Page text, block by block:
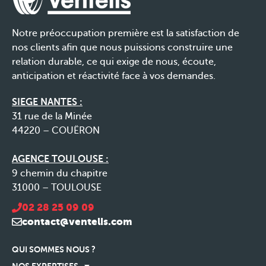
Notre préoccupation première est la satisfaction de
nos clients afin que nous puissions construire une
relation durable, ce qui exige de nous, écoute,
anticipation et réactivité face à vos demandes.
SIEGE NANTES :
31 rue de la Minée
44220 – COUËRON
AGENCE TOULOUSE :
9 chemin du chapitre
31000 – TOULOUSE
02 28 25 09 09
contact@ventelis.com
QUI SOMMES NOUS ?